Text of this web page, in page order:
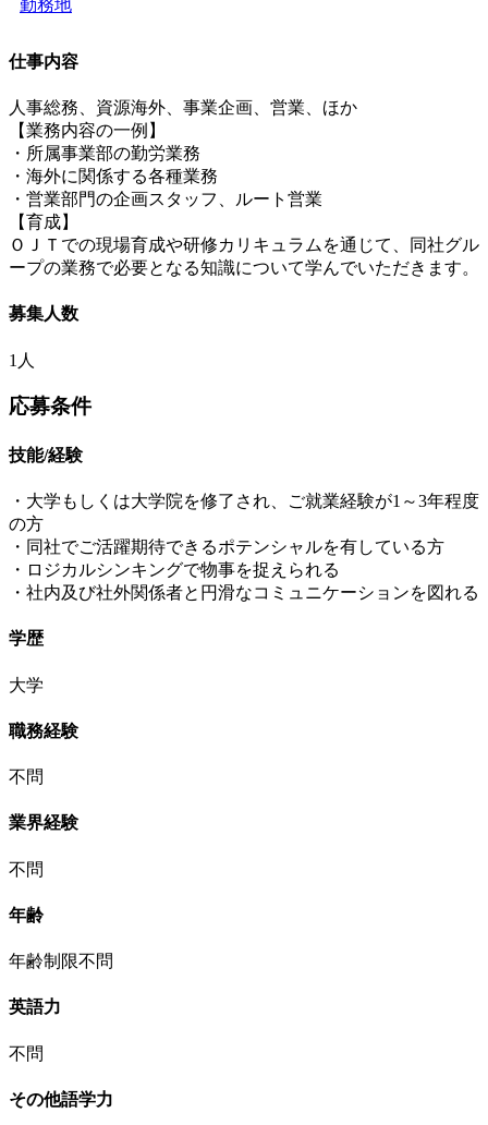
勤務地
仕事内容
人事総務、資源海外、事業企画、営業、ほか
【業務内容の一例】
・所属事業部の勤労業務
・海外に関係する各種業務
・営業部門の企画スタッフ、ルート営業
【育成】
ＯＪＴでの現場育成や研修カリキュラムを通じて、同社グル
ープの業務で必要となる知識について学んでいただきます。
募集人数
1人
応募条件
技能/経験
・大学もしくは大学院を修了され、ご就業経験が1～3年程度
の方
・同社でご活躍期待できるポテンシャルを有している方
・ロジカルシンキングで物事を捉えられる
・社内及び社外関係者と円滑なコミュニケーションを図れる
学歴
大学
職務経験
不問
業界経験
不問
年齢
年齢制限不問
英語力
不問
その他語学力